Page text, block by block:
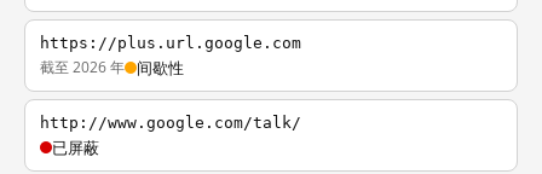
https://plus.url.google.com
截至 2026 年 间歇性
http://www.google.com/talk/
已屏蔽